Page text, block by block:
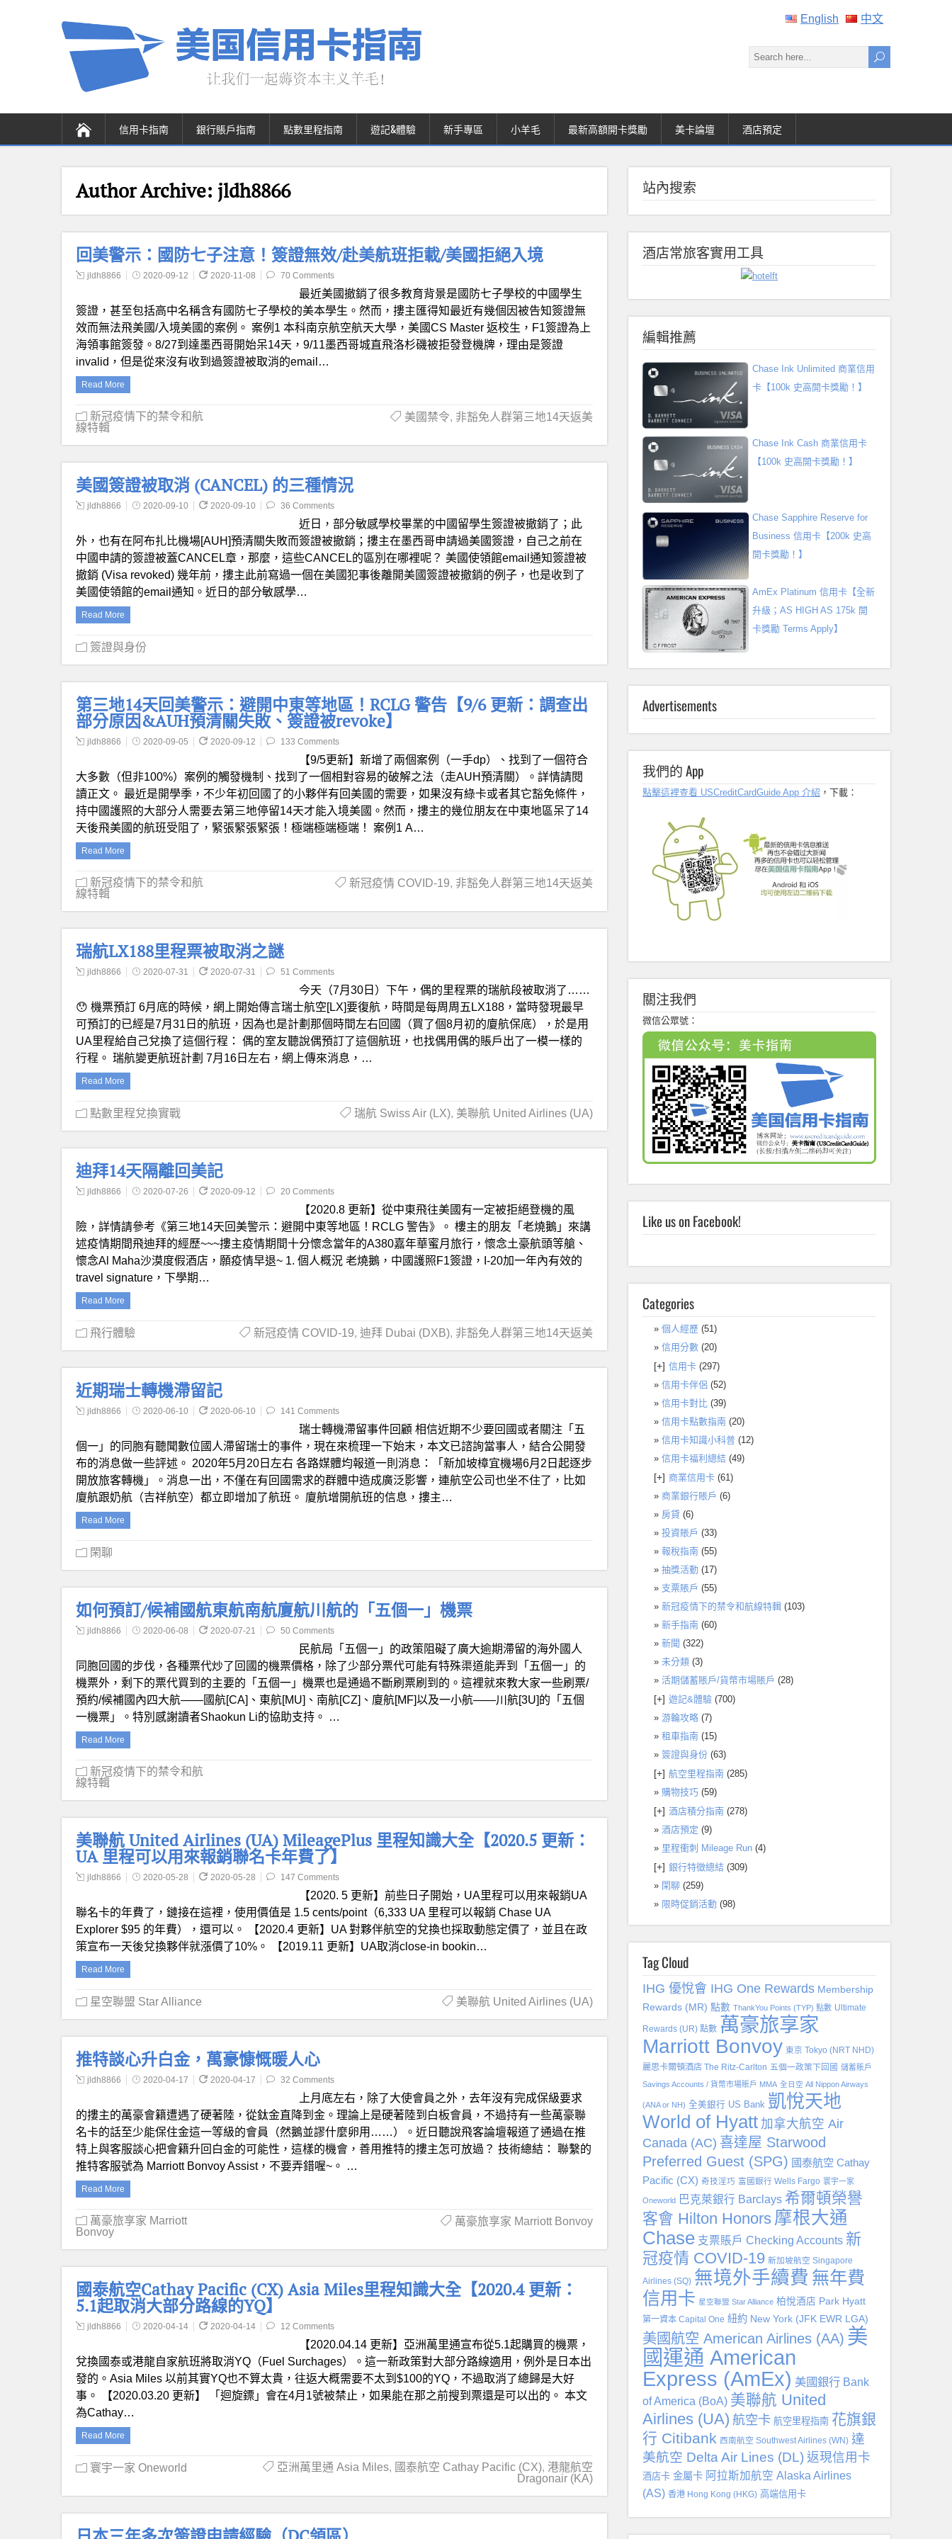
English 中文
信用卡指南 銀行賬戶指南 點數里程指南 遊記&體驗 新手專區 小羊毛 最新高額開卡獎勵 美卡論壇 酒店預定
Author Archive: jldh8866
回美警示：國防七子注意！簽證無效/赴美航班拒載/美國拒絕入境
jldh8866 2020-09-12 2020-11-08 70 Comments
最近美國撤銷了很多教育背景是國防七子學校的中國學生
簽證，甚至包括高中名稱含有國防七子學校的美本學生。然而，摟主匯得知最近有幾個因被告知簽證無
效而無法飛美國/入境美國的案例。 案例1 本科南京航空航天大學，美國CS Master 返校生，F1簽證為上
海領事館簽發。8/27到達墨西哥開始呆14天，9/11墨西哥城直飛洛杉磯被拒發登機牌，理由是簽證
invalid，但是從來沒有收到過簽證被取消的email…
Read More
新冠疫情下的禁令和航
線特輯
美國禁令, 非豁免人群第三地14天返美
美國簽證被取消 (CANCEL) 的三種情況
jldh8866 2020-09-10 2020-09-10 36 Comments
近日，部分敏感學校畢業的中國留學生簽證被撤銷了；此
外，也有在阿布扎比機場[AUH]預清關失敗而簽證被撤銷；摟主在墨西哥申請過美國簽證，自己之前在
中國申請的簽證被蓋CANCEL章，那麼，這些CANCEL的區別在哪裡呢？ 美國使領館email通知簽證被
撤銷 (Visa revoked) 幾年前，摟主此前寫過一個在美國犯事後離開美國簽證被撤銷的例子，也是收到了
美國使領館的email通知。近日的部分敏感學…
Read More
簽證與身份
第三地14天回美警示：避開中東等地區！RCLG 警告【9/6 更新：調查出
部分原因&AUH預清關失敗、簽證被revoke】
jldh8866 2020-09-05 2020-09-12 133 Comments
【9/5更新】新增了兩個案例（一手dp）、找到了一個符合
大多數（但非100%）案例的觸發機制、找到了一個相對容易的破解之法（走AUH預清關）。詳情請閱
讀正文。 最近是開學季，不少年初回國了的小夥伴有回美國的需要，如果沒有綠卡或者其它豁免條件，
持中國護照的大部分人需要去第三地停留14天才能入境美國。然而，摟主的幾位朋友在中東地區呆了14
天後飛美國的航班受阻了，緊張緊張緊張！極端極端極端！ 案例1 A…
Read More
新冠疫情下的禁令和航
線特輯
新冠疫情 COVID-19, 非豁免人群第三地14天返美
瑞航LX188里程票被取消之謎
jldh8866 2020-07-31 2020-07-31 51 Comments
今天（7月30日）下午，偶的里程票的瑞航段被取消了……
😯 機票預訂 6月底的時候，網上開始傳言瑞士航空[LX]要復航，時間是每周周五LX188，當時發現最早
可預訂的已經是7月31日的航班，因為也是計劃那個時間左右回國（買了個8月初的廈航保底），於是用
UA里程給自己兌換了這個行程： 偶的室友聽說偶預訂了這個航班，也找偶用偶的賬戶出了一模一樣的
行程。 瑞航變更航班計劃 7月16日左右，網上傳來消息，…
Read More
點數里程兌換實戰 瑞航 Swiss Air (LX), 美聯航 United Airlines (UA)
迪拜14天隔離回美記
jldh8866 2020-07-26 2020-09-12 20 Comments
【2020.8 更新】從中東飛往美國有一定被拒絕登機的風
險，詳情請參考《第三地14天回美警示：避開中東等地區！RCLG 警告》。 樓主的朋友「老燒鵝」來講
述疫情期間飛迪拜的經歷~~~摟主疫情期間十分懷念當年的A380嘉年華蜜月旅行，懷念土豪航頭等艙、
懷念Al Maha沙漠度假酒店，願疫情早退~ 1. 個人概況 老燒鵝，中國護照F1簽證，I-20加一年內有效的
travel signature，下學期…
Read More
飛行體驗 新冠疫情 COVID-19, 迪拜 Dubai (DXB), 非豁免人群第三地14天返美
近期瑞士轉機滯留記
jldh8866 2020-06-10 2020-06-10 141 Comments
瑞士轉機滯留事件回顧 相信近期不少要回國或者關注「五
個一」的同胞有聽聞數位國人滯留瑞士的事件，現在來梳理一下始末，本文已諮詢當事人，結合公開發
布的消息做一些評述。 2020年5月20日左右 各路媒體均報道一則消息：「新加坡樟宜機場6月2日起逐步
開放旅客轉機」。消息一出，不僅在有回國需求的群體中造成廣泛影響，連航空公司也坐不住了，比如
廈航跟奶航（吉祥航空）都立即增加了航班。 廈航增開航班的信息，摟主…
Read More
閑聊
如何預訂/候補國航東航南航廈航川航的「五個一」機票
jldh8866 2020-06-08 2020-07-21 50 Comments
民航局「五個一」的政策阻礙了廣大逾期滯留的海外國人
同胞回國的步伐，各種票代炒了回國的機票價格，除了少部分票代可能有特殊渠道能弄到「五個一」的
機票外，剩下的票代買到的主要的「五個一」機票也是通過不斷刷票刷到的。這裡就來教大家一些刷票/
預約/候補國內四大航——國航[CA]、東航[MU]、南航[CZ]、廈航[MF]以及一小航——川航[3U]的「五個
一機票」。特別感謝讀者Shaokun Li的協助支持。 …
Read More
新冠疫情下的禁令和航
線特輯
美聯航 United Airlines (UA) MileagePlus 里程知識大全【2020.5 更新：
UA 里程可以用來報銷聯名卡年費了】
jldh8866 2020-05-28 2020-05-28 147 Comments
【2020. 5 更新】前些日子開始，UA里程可以用來報銷UA
聯名卡的年費了，鏈接在這裡，使用價值是 1.5 cents/point（6,333 UA 里程可以報銷 Chase UA
Explorer $95 的年費），還可以。 【2020.4 更新】UA 對夥伴航空的兌換也採取動態定價了，並且在政
策宣布一天後兌換夥伴就漲價了10%。 【2019.11 更新】UA取消close-in bookin…
Read More
星空聯盟 Star Alliance 美聯航 United Airlines (UA)
推特談心升白金，萬豪慷慨暖人心
jldh8866 2020-04-17 2020-04-17 32 Comments
上月底左右，除了大使會員之外，去年沒有完成保級要求
的摟主的萬豪會籍遭遇了硬著陸，從鈦金直降到金。理論上是硬著陸到白板會員，不過持有一些萬豪聯
名卡的話至少能保住金這一等級的會員（然鵝並謬什麼卵用……）。近日聽說飛客論壇報道了通過在推
特上與客服談心把會籍升回白金的可能性，這樣的機會，善用推特的摟主怎可放過？ 技術總結： 聯繫的
推特客服號為 Marriott Bonvoy Assist，不要弄錯喔~。 …
Read More
萬豪旅享家 Marriott
Bonvoy
萬豪旅享家 Marriott Bonvoy
國泰航空Cathay Pacific (CX) Asia Miles里程知識大全【2020.4 更新：
5.1起取消大部分路線的YQ】
jldh8866 2020-04-14 2020-04-14 12 Comments
【2020.04.14 更新】亞洲萬里通宣布從5.1起購買的機票，
兌換國泰或港龍自家航班將取消YQ（Fuel Surchages）。這一新政策對大部分路線適用，例外是日本出
發的。Asia Miles 以前其實YQ也不算太貴，往返大概需要不太到$100的YQ，不過取消了總歸是大好
事。 【2020.03.20 更新】 「迴旋鏢」會在4月1號被禁止，如果能在那之前搜到票還是可以出的。 本文
為Cathay…
Read More
寰宇一家 Oneworld 亞洲萬里通 Asia Miles, 國泰航空 Cathay Pacific (CX), 港龍航空
Dragonair (KA)
站內搜索
酒店常旅客實用工具
編輯推薦
Chase Ink Unlimited 商業信用
卡【100k 史高開卡獎勵！】
Chase Ink Cash 商業信用卡
【100k 史高開卡獎勵！】
Chase Sapphire Reserve for
Business 信用卡【200k 史高
開卡獎勵！】
AmEx Platinum 信用卡【全新
升級；AS HIGH AS 175k 開
卡獎勵 Terms Apply】
Advertisements
我們的 App
點擊這裡查看 USCreditCardGuide App 介紹 ，下載：
關注我們
微信公眾號：
Like us on Facebook!
Categories
個人經歷 (51)
信用分數 (20)
[+] 信用卡 (297)
信用卡伴侶 (52)
信用卡對比 (39)
信用卡點數指南 (20)
信用卡知識小科普 (12)
信用卡福利總結 (49)
[+] 商業信用卡 (61)
商業銀行賬戶 (6)
房貸 (6)
投資賬戶 (33)
報稅指南 (55)
抽獎活動 (17)
支票賬戶 (55)
新冠疫情下的禁令和航線特輯 (103)
新手指南 (60)
新聞 (322)
未分類 (3)
活期儲蓄賬戶/貨幣市場賬戶 (28)
[+] 遊記&體驗 (700)
游輪攻略 (7)
租車指南 (15)
簽證與身份 (63)
[+] 航空里程指南 (285)
購物技巧 (59)
[+] 酒店積分指南 (278)
酒店預定 (9)
里程衝刺 Mileage Run (4)
[+] 銀行特徵總結 (309)
閑聊 (259)
限時促銷活動 (98)
Tag Cloud
IHG 優悅會 IHG One Rewards Membership
Rewards (MR) 點數 ThankYou Points (TYP) 點數 Ultimate
Rewards (UR) 點數 萬豪旅享家
Marriott Bonvoy 東京 Tokyo (NRT NHD)
麗思卡爾頓酒店 The Ritz-Carlton 五個一政策下回國 儲蓄賬戶
Savings Accounts / 貨幣市場賬戶 MMA 全日空 All Nippon Airways
(ANA or NH) 全美銀行 US Bank 凱悅天地
World of Hyatt 加拿大航空 Air
Canada (AC) 喜達屋 Starwood
Preferred Guest (SPG) 國泰航空 Cathay
Pacific (CX) 奇技淫巧 富國銀行 Wells Fargo 寰宇一家
Oneworld 巴克萊銀行 Barclays 希爾頓榮譽
客會 Hilton Honors 摩根大通
Chase 支票賬戶 Checking Accounts 新
冠疫情 COVID-19 新加坡航空 Singapore
Airlines (SQ) 無境外手續費 無年費
信用卡 星空聯盟 Star Alliance 柏悅酒店 Park Hyatt
第一資本 Capital One 紐約 New York (JFK EWR LGA)
美國航空 American Airlines (AA) 美
國運通 American
Express (AmEx) 美國銀行 Bank
of America (BoA) 美聯航 United
Airlines (UA) 航空卡 航空里程指南 花旗銀
行 Citibank 西南航空 Southwest Airlines (WN) 達
美航空 Delta Air Lines (DL) 返現信用卡
酒店卡 金屬卡 阿拉斯加航空 Alaska Airlines
(AS) 香港 Hong Kong (HKG) 高端信用卡